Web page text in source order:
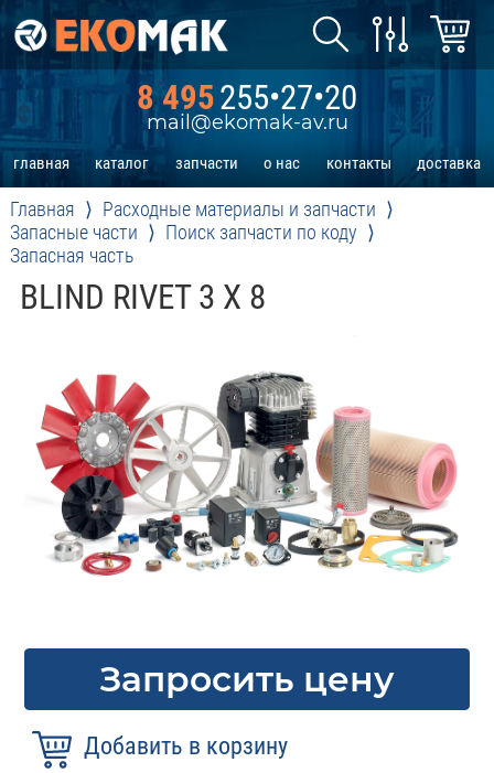
8 495255•27•20
mail@ekomak-av.ru
главная каталог запчасти о нас контакты доставка
Главная
Расходные материалы и запчасти
Запасные части
Поиск запчасти по коду
Запасная часть
BLIND RIVET 3 X 8
Запросить цену